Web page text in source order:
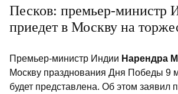
Песков: премьер-министр
приедет в Москву на
Премьер-министр Индии Нарендра
Москву празднования Дня Победы 9
будет представлена. Об этом заявил